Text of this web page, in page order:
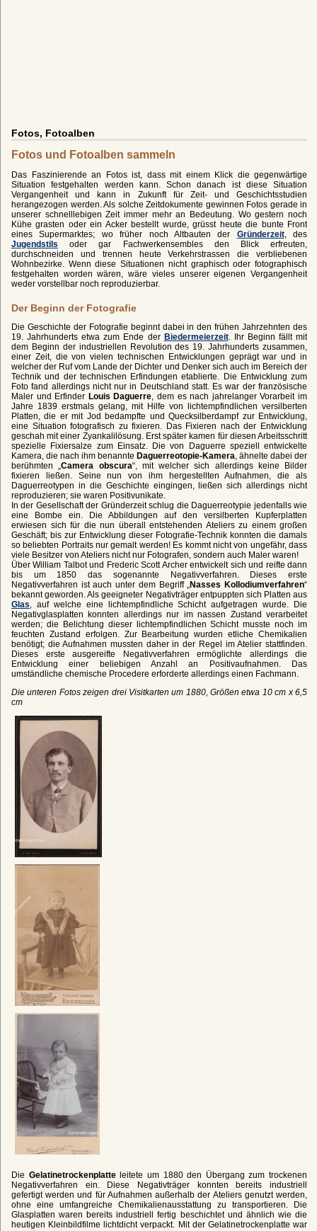
Fotos, Fotoalben
Fotos und Fotoalben sammeln
Das Faszinierende an Fotos ist, dass mit einem Klick die gegenwärtige
Situation festgehalten werden kann. Schon danach ist diese Situation
Vergangenheit und kann in Zukunft für Zeit- und Geschichtsstudien
herangezogen werden. Als solche Zeitdokumente gewinnen Fotos gerade in
unserer schnelllebigen Zeit immer mehr an Bedeutung. Wo gestern noch
Kühe grasten oder ein Acker bestellt wurde, grüsst heute die bunte Front
eines Supermarktes; wo früher noch Altbauten der Gründerzeit, des
Jugendstils oder gar Fachwerkensembles den Blick erfreuten,
durchschneiden und trennen heute Verkehrstrassen die verbliebenen
Wohnbezirke. Wenn diese Situationen nicht graphisch oder fotographisch
festgehalten worden wären, wäre vieles unserer eigenen Vergangenheit
weder vorstellbar noch reproduzierbar.
Der Beginn der Fotografie
Die Geschichte der Fotografie beginnt dabei in den frühen Jahrzehnten des
19. Jahrhunderts etwa zum Ende der Biedermeierzeit. Ihr Beginn fällt mit
dem Beginn der industriellen Revolution des 19. Jahrhunderts zusammen,
einer Zeit, die von vielen technischen Entwicklungen geprägt war und in
welcher der Ruf vom Lande der Dichter und Denker sich auch im Bereich der
Technik und der technischen Erfindungen etablierte. Die Entwicklung zum
Foto fand allerdings nicht nur in Deutschland statt. Es war der französische
Maler und Erfinder Louis Daguerre , dem es nach jahrelanger Vorarbeit im
Jahre 1839 erstmals gelang, mit Hilfe von lichtempfindlichen versilberten
Platten, die er mit Jod bedampfte und Quecksilberdampf zur Entwicklung,
eine Situation fotografisch zu fixieren. Das Fixieren nach der Entwicklung
geschah mit einer Zyankalilösung. Erst später kamen für diesen Arbeitsschritt
spezielle Fixiersalze zum Einsatz. Die von Daguerre speziell entwickelte
Kamera, die nach ihm benannte Daguerreotopie-Kamera , ähnelte dabei der
berühmten „Camera obscura“, mit welcher sich allerdings keine Bilder
fixieren ließen. Seine nun von ihm hergestellten Aufnahmen, die als
Daguerreotypen in die Geschichte eingingen, ließen sich allerdings nicht
reproduzieren; sie waren Positivunikate.
In der Gesellschaft der Gründerzeit schlug die Daguerreotypie jedenfalls wie
eine Bombe ein. Die Abbildungen auf den versilberten Kupferplatten
erwiesen sich für die nun überall entstehenden Ateliers zu einem großen
Geschäft; bis zur Entwicklung dieser Fotografie-Technik konnten die damals
so beliebten Portraits nur gemalt werden! Es kommt nicht von ungefähr, dass
viele Besitzer von Ateliers nicht nur Fotografen, sondern auch Maler waren!
Über William Talbot und Frederic Scott Archer entwickelt sich und reifte dann
bis um 1850 das sogenannte Negativverfahren. Dieses erste
Negativverfahren ist auch unter dem Begriff „Nasses Kollodiumverfahren“
bekannt geworden. Als geeigneter Negativträger entpuppten sich Platten aus
Glas , auf welche eine lichtempfindliche Schicht aufgetragen wurde. Die
Negativglasplatten konnten allerdings nur im nassen Zustand verarbeitet
werden; die Belichtung dieser lichtempfindlichen Schicht musste noch im
feuchten Zustand erfolgen. Zur Bearbeitung wurden etliche Chemikalien
benötigt; die Aufnahmen mussten daher in der Regel im Atelier stattfinden.
Dieses erste ausgereifte Negativverfahren ermöglichte allerdings die
Entwicklung einer beliebigen Anzahl an Positivaufnahmen. Das
umständliche chemische Procedere erforderte allerdings einen Fachmann.
Die unteren Fotos zeigen drei Visitkarten um 1880, Größen etwa 10 cm x 6,5
cm
Die Gelatinetrockenplatteleitete um 1880 den Übergang zum trockenen
Negativverfahren ein. Diese Negativträger konnten bereits industriell
gefertigt werden und für Aufnahmen außerhalb der Ateliers genutzt werden,
ohne eine umfangreiche Chemikalienausstattung zu transportieren. Die
Glasplatten waren bereits industriell fertig beschichtet und ähnlich wie die
heutigen Kleinbildfilme lichtdicht verpackt. Mit der Gelatinetrockenplatte war